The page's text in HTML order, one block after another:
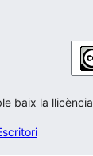
baix la llicència